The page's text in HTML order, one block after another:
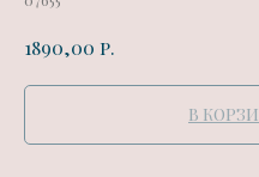
1890,00 р.
В